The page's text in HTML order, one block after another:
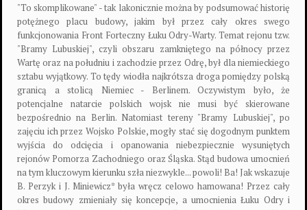
"To skomplikowane" - tak lakonicznie można by podsumować historię
potężnego placu budowy, jakim był przez cały okres swego
funkcjonowania Front Forteczny Łuku Odry-Warty. Temat rejonu tzw.
"Bramy Lubuskiej", czyli obszaru zamkniętego na północy przez
Wartę oraz na południu i zachodzie przez Odrę, był dla niemieckiego
sztabu wyjątkowy. To tędy wiodła najkrótsza droga pomiędzy polską
granicą a stolicą Niemiec - Berlinem. Oczywistym było, że
potencjalne natarcie polskich wojsk nie musi być skierowane
bezpośrednio na Berlin. Natomiast tereny "Bramy Lubuskiej", po
zajęciu ich przez Wojsko Polskie, mogły stać się dogodnym punktem
wyjścia do odcięcia i opanowania niebezpiecznie wysuniętych
rejonów Pomorza Zachodniego oraz Śląska. Stąd budowa umocnień
na tym kluczowym kierunku szła niezwykle... powoli! Ba! Jak wskazuje
B. Perzyk i J. Miniewicz* była wręcz celowo hamowana! Przez cały
okres budowy zmieniały się koncepcje, a umocnienia Łuku Odry i